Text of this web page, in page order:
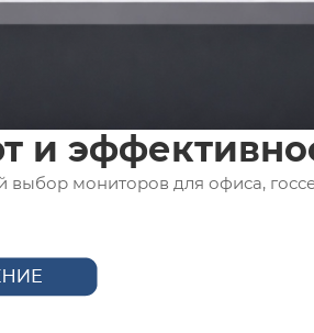
и
мониторов для офиса,